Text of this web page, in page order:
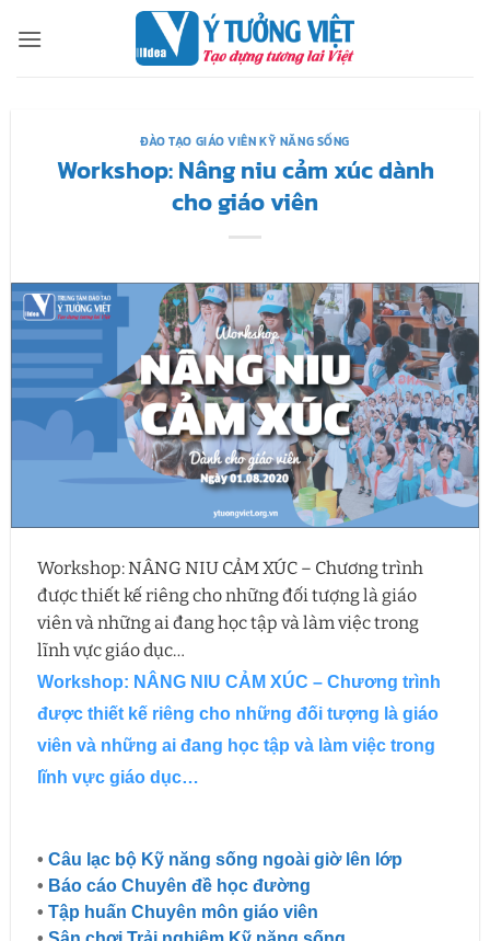
qua
ĐÀO TẠO GIÁO VIÊN KỸ NĂNG SỐNG
Workshop: Nâng niu cảm xúc dành
cho giáo viên
Workshop: NÂNG NIU CẢM XÚC – Chương trình
được thiết kế riêng cho những đối tượng là giáo
viên và những ai đang học tập và làm việc trong
lĩnh vực giáo dục…
Workshop: NÂNG NIU CẢM XÚC – Chương trình
được thiết kế riêng cho những đối tượng là giáo
viên và những ai đang học tập và làm việc trong
lĩnh vực giáo dục…
• Câu lạc bộ Kỹ năng sống ngoài giờ lên lớp
• Báo cáo Chuyên đề học đường
• Tập huấn Chuyên môn giáo viên